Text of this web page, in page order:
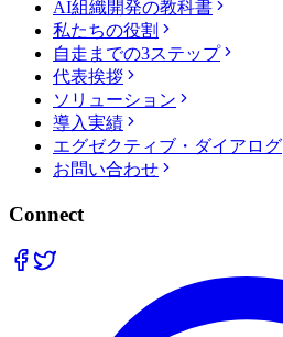
AI組織開発の教科書
私たちの役割
自走までの3ステップ
代表挨拶
ソリューション
導入実績
エグゼクティブ・ダイアログ
お問い合わせ
Connect